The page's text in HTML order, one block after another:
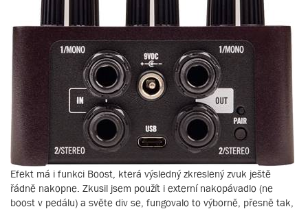
Efekt má i funkci Boost, která výsledný zkreslený zvuk ještě
řádně nakopne. Zkusil jsem použít i externí nakopávadlo (ne
boost v pedálu) a světe div se, fungovalo to výborně, přesně tak,